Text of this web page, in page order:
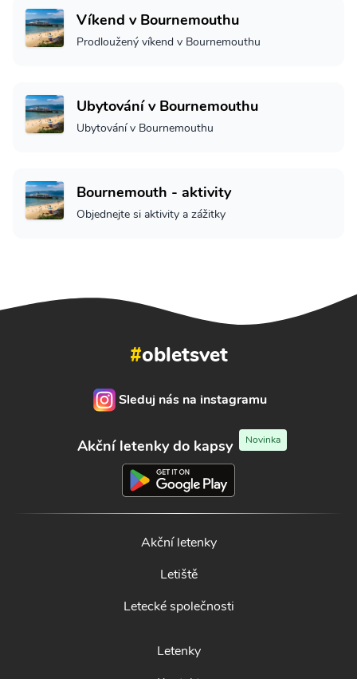
Víkend v Bournemouthu
Prodloužený víkend v Bournemouthu
Ubytování v Bournemouthu
Ubytování v Bournemouthu
Bournemouth - aktivity
Objednejte si aktivity a zážitky
#obletsvet
Sleduj nás na instagramu
Akční letenky do kapsy Novinka
Akční letenky
Letiště
Letecké společnosti
Letenky